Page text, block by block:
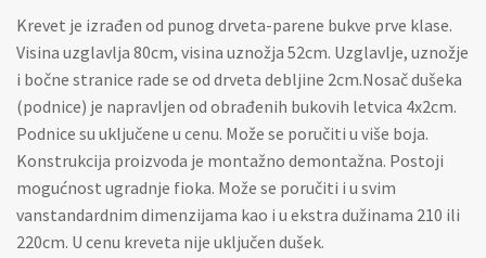
Krevet je izrađen od punog drveta-parene bukve prve klase.
Visina uzglavlja 80cm, visina uznožja 52cm. Uzglavlje, uznožje
i bočne stranice rade se od drveta debljine 2cm.Nosač dušeka
(podnice) je napravljen od obrađenih bukovih letvica 4x2cm.
Podnice su uključene u cenu. Može se poručiti u više boja.
Konstrukcija proizvoda je montažno demontažna. Postoji
mogućnost ugradnje fioka. Može se poručiti i u svim
vanstandardnim dimenzijama kao i u ekstra dužinama 210 ili
220cm. U cenu kreveta nije uključen dušek.